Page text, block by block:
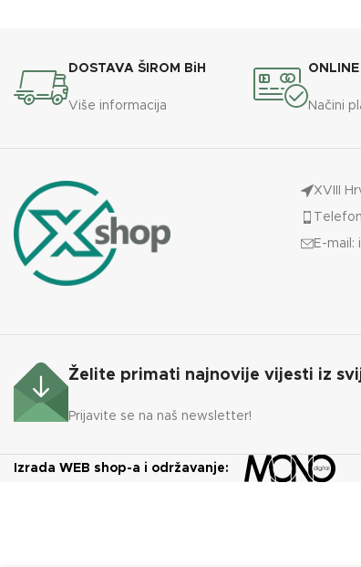
DOSTAVA ŠIROM BiH
Više informacija Načini
XVIII
E-mail:
Želite primati najnovije vijesti iz
Prijavite se na naš newsletter!
Izrada WEB shop-a i održavanje: